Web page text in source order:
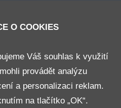
O COOKIES
Váš souhlas k využití
provádět analýzu
a personalizaci reklam.
na tlačítko „OK“.